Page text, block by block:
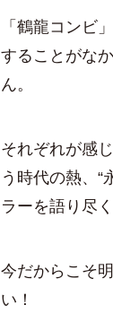
「鶴龍コンビ
することがな
ん。
それぞれが感
う時代の熱、
ラーを語り尽
今だからこそ
い！